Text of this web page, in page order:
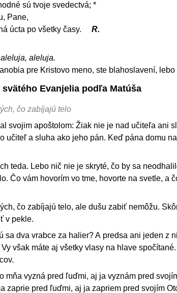
sú tvoje svedectvá; *
Pane,
úcta po všetky časy.
R.
aleluja.
pre Kristovo meno, ste blahoslavení,
svätého Evanjelia podľa Matúša
čo zabíjajú telo
svojim apoštolom: Žiak nie je nad učiteľa ani
učiteľ a sluha ako jeho pán. Keď pána domu
teda. Lebo nič nie je skryté, čo by sa
Čo vám hovorím vo tme, hovorte na svetle, a
čo zabíjajú telo, ale dušu zabiť nemôžu.
v pekle.
sa dva vrabce za halier? A predsa ani jeden z
však máte aj všetky vlasy na hlave
mňa vyzná pred ľuďmi, aj ja vyznám pred
zaprie pred ľuďmi, aj ja zapriem pred svojím